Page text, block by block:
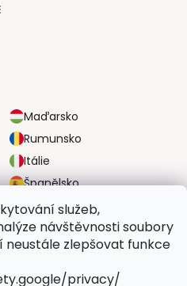
služeb,
návštěvnosti soubory
zlepšovat funkce
privacy/
Maďarsko
Rumunsko
Itálie
Španělsko
Rakousko